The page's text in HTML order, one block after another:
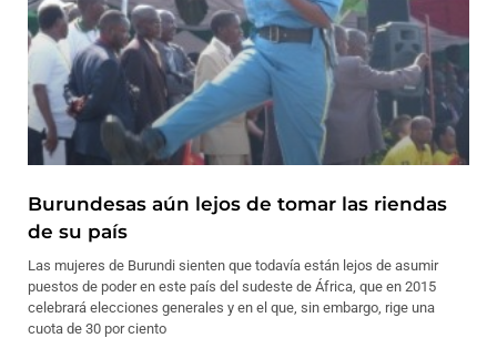
Burundesas aún lejos de tomar las riendas
de su país
Las mujeres de Burundi sienten que todavía están lejos de asumir
puestos de poder en este país del sudeste de África, que en 2015
celebrará elecciones generales y en el que, sin embargo, rige una
cuota de 30 por ciento